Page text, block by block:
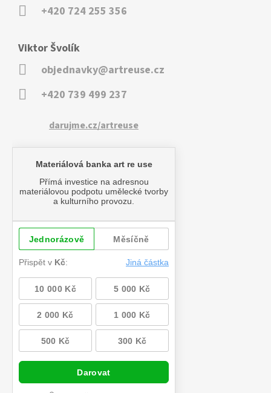
+420 724 255 356
Viktor Švolík
objednavky@artreuse.cz
+420 739 499 237
darujme.cz/artreuse